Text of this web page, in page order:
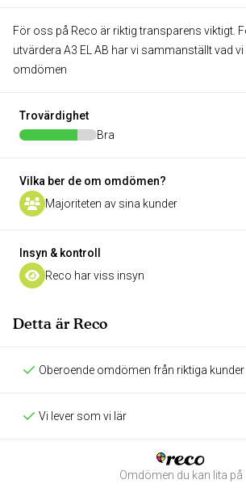
För oss på Reco är riktig transparens viktigt.
utvärdera A3 EL AB har vi sammanställt vad
omdömen
Trovärdighet
Bra
Vilka ber de om omdömen?
Majoriteten av sina kunder
Insyn & kontroll
Reco har viss insyn
Detta är Reco
Oberoende omdömen från riktiga kunder
Vi lever som vi lär
Omdömen du kan lita på